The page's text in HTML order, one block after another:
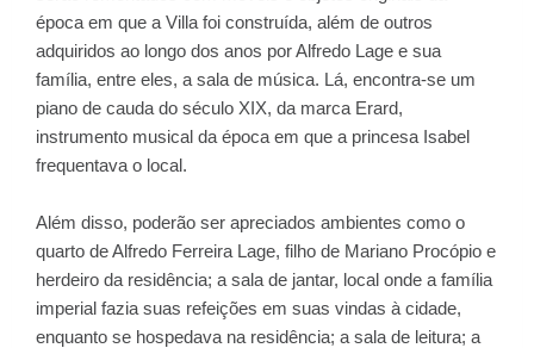
época em que a Villa foi construída, além de outros
adquiridos ao longo dos anos por Alfredo Lage e sua
família, entre eles, a sala de música. Lá, encontra-se um
piano de cauda do século XIX, da marca Erard,
instrumento musical da época em que a princesa Isabel
frequentava o local.
Além disso, poderão ser apreciados ambientes como o
quarto de Alfredo Ferreira Lage, filho de Mariano Procópio e
herdeiro da residência; a sala de jantar, local onde a família
imperial fazia suas refeições em suas vindas à cidade,
enquanto se hospedava na residência; a sala de leitura; a